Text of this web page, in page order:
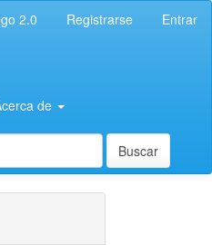
2.0 Registrarse Entrar
de
Buscar